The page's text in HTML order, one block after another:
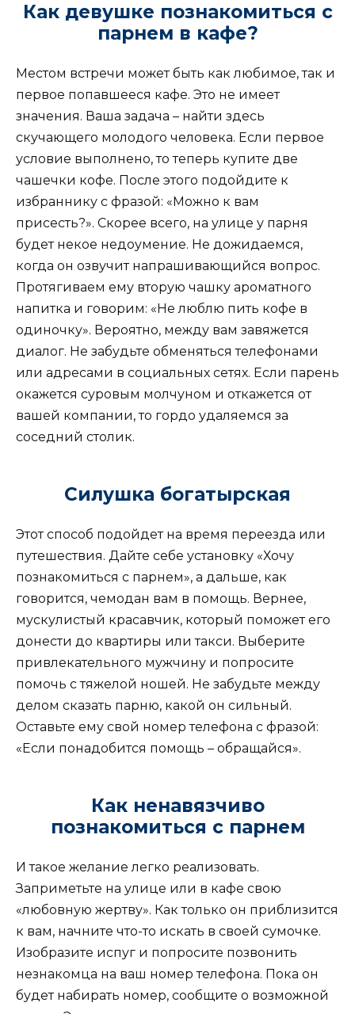
Как девушке познакомиться с
парнем в кафе?
Местом встречи может быть как любимое, так и
первое попавшееся кафе. Это не имеет
значения. Ваша задача – найти здесь
скучающего молодого человека. Если первое
условие выполнено, то теперь купите две
чашечки кофе. После этого подойдите к
избраннику с фразой: «Можно к вам
присесть?». Скорее всего, на улице у парня
будет некое недоумение. Не дожидаемся,
когда он озвучит напрашивающийся вопрос.
Протягиваем ему вторую чашку ароматного
напитка и говорим: «Не люблю пить кофе в
одиночку». Вероятно, между вам завяжется
диалог. Не забудьте обменяться телефонами
или адресами в социальных сетях. Если парень
окажется суровым молчуном и откажется от
вашей компании, то гордо удаляемся за
соседний столик.
Силушка богатырская
Этот способ подойдет на время переезда или
путешествия. Дайте себе установку «Хочу
познакомиться с парнем», а дальше, как
говорится, чемодан вам в помощь. Вернее,
мускулистый красавчик, который поможет его
донести до квартиры или такси. Выберите
привлекательного мужчину и попросите
помочь с тяжелой ношей. Не забудьте между
делом сказать парню, какой он сильный.
Оставьте ему свой номер телефона с фразой:
«Если понадобится помощь – обращайся».
Как ненавязчиво
познакомиться с парнем
И такое желание легко реализовать.
Заприметьте на улице или в кафе свою
«любовную жертву». Как только он приблизится
к вам, начните что-то искать в своей сумочке.
Изобразите испуг и попросите позвонить
незнакомца на ваш номер телефона. Пока он
будет набирать номер, сообщите о возможной